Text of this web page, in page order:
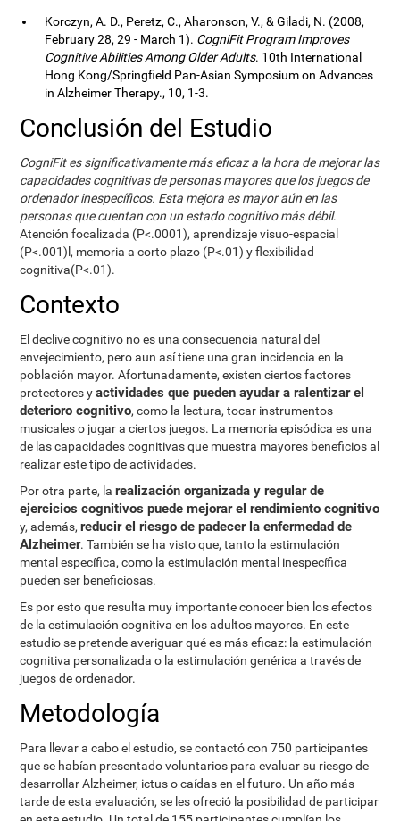
Korczyn, A. D., Peretz, C., Aharonson, V., & Giladi, N. (2008,
February 28, 29 - March 1). CogniFit Program Improves
Cognitive Abilities Among Older Adults. 10th International
Hong Kong/Springfield Pan-Asian Symposium on Advances
in Alzheimer Therapy., 10, 1-3.
Conclusión del Estudio
CogniFit es significativamente más eficaz a la hora de mejorar las
capacidades cognitivas de personas mayores que los juegos de
ordenador inespecíficos. Esta mejora es mayor aún en las
personas que cuentan con un estado cognitivo más débil.
Atención focalizada (P<.0001), aprendizaje visuo-espacial
(P<.001)l, memoria a corto plazo (P<.01) y flexibilidad
cognitiva(P<.01).
Contexto
El declive cognitivo no es una consecuencia natural del
envejecimiento, pero aun así tiene una gran incidencia en la
población mayor. Afortunadamente, existen ciertos factores
protectores yactividades que pueden ayudar a ralentizar el
deterioro cognitivo, como la lectura, tocar instrumentos
musicales o jugar a ciertos juegos. La memoria episódica es una
de las capacidades cognitivas que muestra mayores beneficios al
realizar este tipo de actividades.
Por otra parte, larealización organizada y regular de
ejercicios cognitivos puede mejorar el rendimiento cognitivo
y, además,reducir el riesgo de padecer la enfermedad de
Alzheimer. También se ha visto que, tanto la estimulación
mental específica, como la estimulación mental inespecífica
pueden ser beneficiosas.
Es por esto que resulta muy importante conocer bien los efectos
de la estimulación cognitiva en los adultos mayores. En este
estudio se pretende averiguar qué es más eficaz: la estimulación
cognitiva personalizada o la estimulación genérica a través de
juegos de ordenador.
Metodología
Para llevar a cabo el estudio, se contactó con 750 participantes
que se habían presentado voluntarios para evaluar su riesgo de
desarrollar Alzheimer, ictus o caídas en el futuro. Un año más
tarde de esta evaluación, se les ofreció la posibilidad de participar